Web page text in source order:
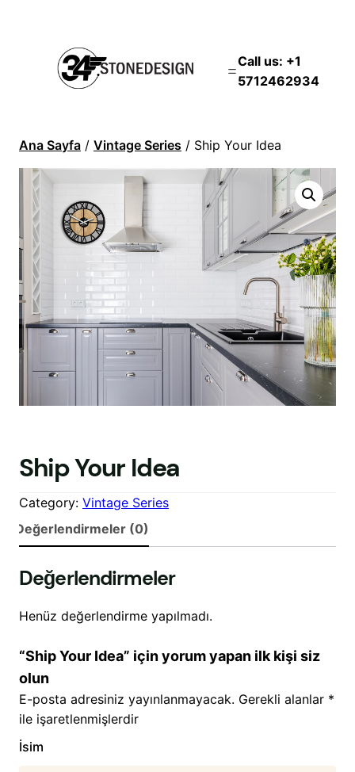
Call us: +1
5712462934
Ana Sayfa / Vintage Series / Ship Your Idea
Ship Your Idea
Category: Vintage Series
Değerlendirmeler (0)
Değerlendirmeler
Henüz değerlendirme yapılmadı.
“Ship Your Idea” için yorum yapan ilk kişi siz
olun
E-posta adresiniz yayınlanmayacak. Gerekli alanlar *
ile işaretlenmişlerdir
İsim